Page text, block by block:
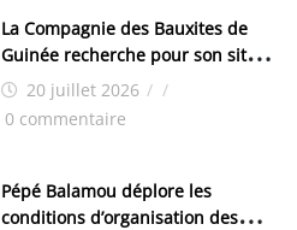
La Compagnie des Bauxites de
Guinée recherche pour son site
de Kamsar des techniciens
chimistes (H/F)
20 juillet 2026 / /
0 commentaire
Pépé Balamou déplore les
conditions d’organisation des